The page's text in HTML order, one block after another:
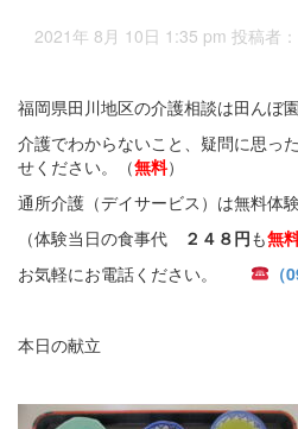
2021年 8月 10日 1:35 pm 投稿者：
福岡県田川地区の介護相談は田んぼ
介護でわからないこと、疑問に思っ
せください。（無料）
通所介護（デイサービス）は無料体
（体験当日の食事代
２４８円も無
お気軽にお電話ください。
本日の献立